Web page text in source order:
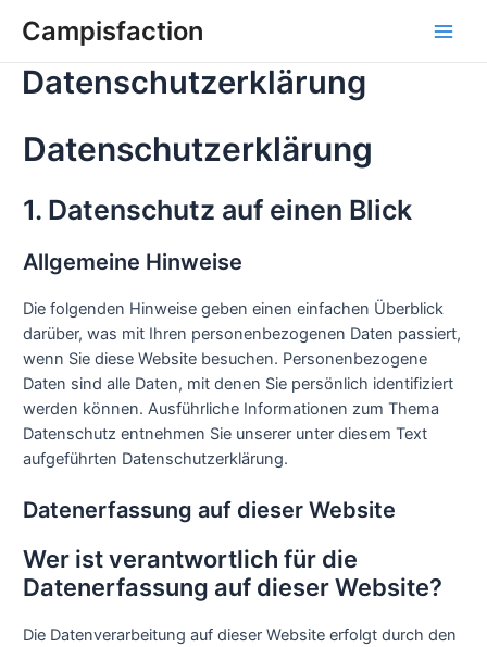
InhaltCampisfaction
Datenschutzerklärung
Datenschutz­erklärung
1. Datenschutz auf einen Blick
Allgemeine Hinweise
Die folgenden Hinweise geben einen einfachen Überblick
darüber, was mit Ihren personenbezogenen Daten passiert,
wenn Sie diese Website besuchen. Personenbezogene
Daten sind alle Daten, mit denen Sie persönlich identifiziert
werden können. Ausführliche Informationen zum Thema
Datenschutz entnehmen Sie unserer unter diesem Text
aufgeführten Datenschutzerklärung.
Datenerfassung auf dieser Website
Wer ist verantwortlich für die
Datenerfassung auf dieser Website?
Die Datenverarbeitung auf dieser Website erfolgt durch den